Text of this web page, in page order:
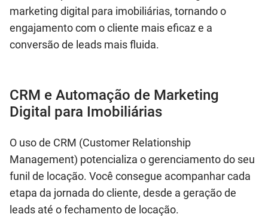
marketing digital para imobiliárias, tornando o
engajamento com o cliente mais eficaz e a
conversão de leads mais fluida.
CRM e Automação de Marketing
Digital para Imobiliárias
O uso de CRM (Customer Relationship
Management) potencializa o gerenciamento do seu
funil de locação. Você consegue acompanhar cada
etapa da jornada do cliente, desde a geração de
leads até o fechamento de locação.